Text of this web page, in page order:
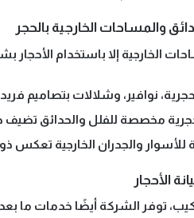
الخارجية إلا باستخدام
نوافير، وشلالات بتصاميم
مخصصة للفلل والحدائق تضيف
والجدران الخارجية تعكس
توفر الشركة أيضًا خدمات ما بعد